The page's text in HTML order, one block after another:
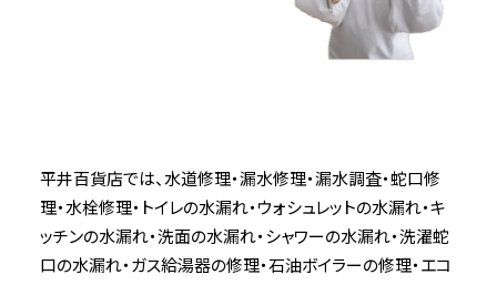
平井百貨店では、水道修理・漏水修理・漏水調査・蛇口修
理・水栓修理・トイレの水漏れ・ウォシュレットの水漏れ・キ
ッチンの水漏れ・洗面の水漏れ・シャワーの水漏れ・洗濯蛇
口の水漏れ・ガス給湯器の修理・石油ボイラーの修理・エコ